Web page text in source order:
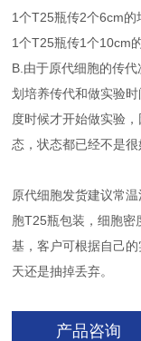
1个T25瓶传2个6cm
1个T25瓶传1个10cm
B.由于原代细胞的传
划培养传代和做实验
度时候才开始做实验
态，状态都已经不是
原代细胞发货建议常
胞T25瓶包装，细胞
基，客户可根据自己
天还是抽掉丢弃。
产品咨询